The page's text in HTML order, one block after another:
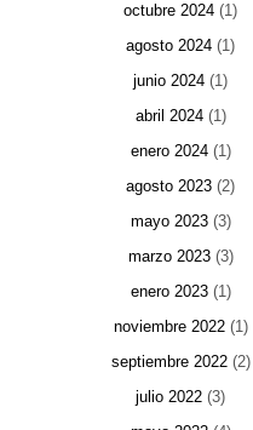
octubre 2024 (1)
agosto 2024 (1)
junio 2024 (1)
abril 2024(1)
enero 2024(1)
agosto 2023 (2)
mayo 2023(3)
marzo 2023(3)
enero 2023(1)
noviembre 2022(1)
septiembre 2022(2)
julio 2022 (3)